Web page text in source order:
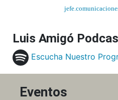
Luis Amigó
Escucha Nuestro
Eventos